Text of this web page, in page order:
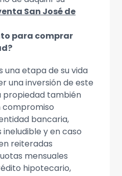
San José de
para comprar
una etapa de su vida
una inversión de este
propiedad también
compromiso
bancaria,
y en caso
reiteradas
mensuales
hipotecario,